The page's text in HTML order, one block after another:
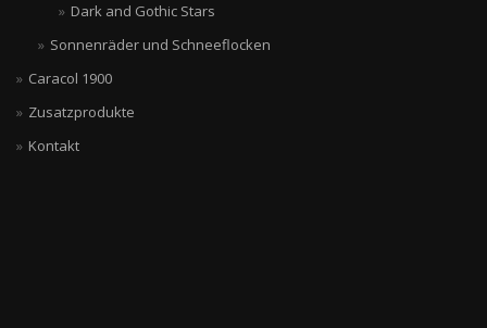
Dark and Gothic Stars
Sonnenräder und Schneeflocken
Caracol 1900
Zusatzprodukte
Kontakt